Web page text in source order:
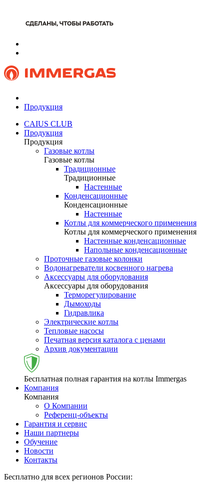
Продукция
CAIUS CLUB
Продукция
Продукция
Газовые котлы
Газовые котлы
Традиционные
Традиционные
Настенные
Конденсационные
Конденсационные
Настенные
Котлы для коммерческого применения
Котлы для коммерческого применения
Настенные конденсационные
Напольные конденсационные
Проточные газовые колонки
Водонагреватели косвенного нагрева
Аксессуары для оборудования
Аксессуары для оборудования
Терморегулирование
Дымоходы
Гидравлика
Электрические котлы
Тепловые насосы
Печатная версия каталога с ценами
Архив документации
Бесплатная полная гарантия на котлы Immergas
Компания
Компания
О Компании
Референц-объекты
Гарантия и сервис
Наши партнеры
Обучение
Новости
Контакты
Бесплатно для всех регионов России: